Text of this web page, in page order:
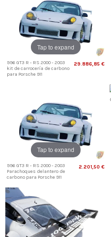
Tap to expand
996 GT3 R - RS 2000 - 2003
kit de carrocería de carbono
para Porsche 911
29.886,85 €
Tap to expand
996 GT3 R - RS 2000 - 2003
Parachoques delantero de
carbono para Porsche 911
2.201,50 €